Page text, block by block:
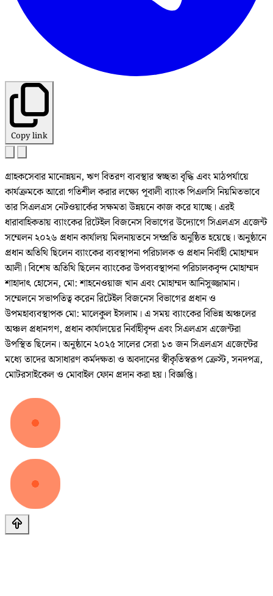
Copy link
গ্রাহকসেবার মানোন্নয়ন, ঋণ বিতরণ ব্যবস্থার স্বচ্ছতা বৃদ্ধি এবং মাঠপর্যায়ে
কার্যক্রমকে আরো গতিশীল করার লক্ষ্যে পূবালী ব্যাংক পিএলসি নিয়মিতভাবে
তার সিএলএস নেটওয়ার্কের সক্ষমতা উন্নয়নে কাজ করে যাচ্ছে। এরই
ধারাবাহিকতায় ব্যাংকের রিটেইল বিজনেস বিভাগের উদ্যোগে সিএলএস এজেন্ট
সম্মেলন ২০২৬ প্রধান কার্যালয় মিলনায়তনে সম্প্রতি অনুষ্ঠিত হয়েছে। অনুষ্ঠানে
প্রধান অতিথি ছিলেন ব্যাংকের ব্যবস্থাপনা পরিচালক ও প্রধান নির্বাহী মোহাম্মদ
আলী। বিশেষ অতিথি ছিলেন ব্যাংকের উপব্যবস্থাপনা পরিচালকবৃন্দ মোহাম্মদ
শাহাদাৎ হোসেন, মো: শাহনেওয়াজ খান এবং মোহাম্মদ আনিসুজ্জামান।
সম্মেলনে সভাপতিত্ব করেন রিটেইল বিজনেস বিভাগের প্রধান ও
উপমহাব্যবস্থাপক মো: মালেকুল ইসলাম। এ সময় ব্যাংকের বিভিন্ন অঞ্চলের
অঞ্চল প্রধানগণ, প্রধান কার্যালয়ের নির্বাহীবৃন্দ এবং সিএলএস এজেন্টরা
উপস্থিত ছিলেন। অনুষ্ঠানে ২০২৫ সালের সেরা ১৩ জন সিএলএস এজেন্টের
মধ্যে তাদের অসাধারণ কর্মদক্ষতা ও অবদানের স্বীকৃতিস্বরূপ ক্রেস্ট, সনদপত্র,
মোটরসাইকেল ও মোবাইল ফোন প্রদান করা হয়। বিজ্ঞপ্তি।